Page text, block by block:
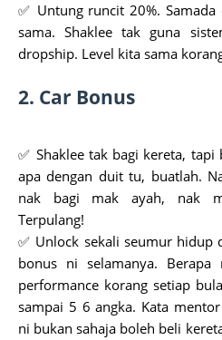
✅ Untung runcit 20%.
sama. Shaklee tak guna
dropship. Level kita sama
2. Car Bonus
✅ Shaklee tak bagi kereta,
apa dengan duit tu, buatlah.
nak bagi mak ayah, nak
Terpulang!
✅ Unlock sekali seumur hidup
bonus ni selamanya. Berapa
performance korang setiap
sampai 5 6 angka. Kata
ni bukan sahaja boleh beli